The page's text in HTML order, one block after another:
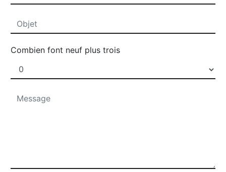
Combien font neuf plus trois